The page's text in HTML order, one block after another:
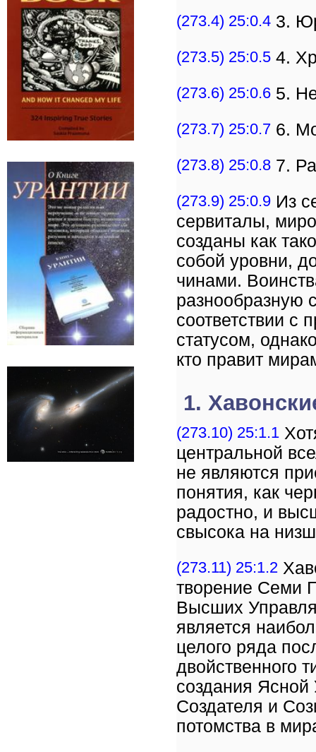
(273.4) 25:0.4 3.
(273.5) 25:0.5 4.
(273.6) 25:0.6 5.
(273.7) 25:0.7 6.
(273.8) 25:0.8 7.
(273.9) 25:0.9 Из
сервиталы,
созданы как
собой уровни,
чинами.
разнообразную
соответствии с
статусом,
кто правит
1.
(273.10) 25:1.1
центральной
не являются
понятия, как
радостно, и
свысока на
(273.11) 25:1.2
творение Семи
Высших
является
целого ряда
двойственного
создания
Создателя и
потомства в